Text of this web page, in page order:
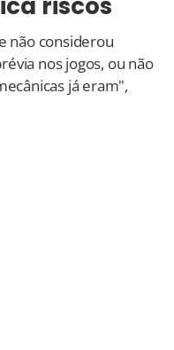
riscos
não considerou
nos jogos, ou não
já eram",